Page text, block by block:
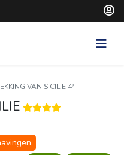
VAN SICILIE 4*